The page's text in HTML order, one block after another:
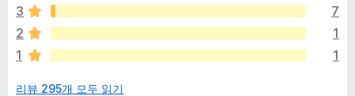
이
없
습
니
3
7
2
1
1
1
리뷰 295개 모두 읽기